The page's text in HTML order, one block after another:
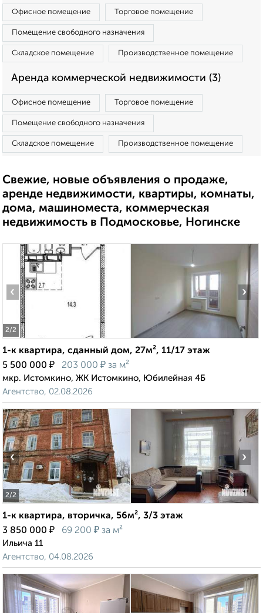
Офисное помещение Торговое помещение
Помещение свободного назначения
Складское помещение Производственное помещение
Аренда коммерческой недвижимости (3)
Офисное помещение Торговое помещение
Помещение свободного назначения
Складское помещение Производственное помещение
Свежие, новые объявления о продаже,
аренде недвижимости, квартиры, комнаты,
дома, машиноместа, коммерческая
недвижимость в Подмосковье, Ногинске
2/2
‹ ›
1-к квартира, сданный дом, 27м², 11/17 этаж
5 500 000 ₽ 203 000 ₽ за м²
мкр. Истомкино, ЖК Истомкино, Юбилейная 4Б
Агентство, 02.08.2026
2/2
‹ ›
1-к квартира, вторичка, 56м², 3/3 этаж
3 850 000 ₽ 69 200 ₽ за м²
Ильича 11
Агентство, 04.08.2026